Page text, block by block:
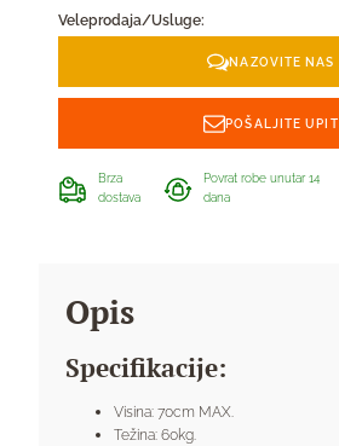
Veleprodaja/Usluge:
NAZOVITE NAS
POŠALJITE UPIT
Brza
dostava
Povrat robe unutar 14
dana
Opis
Specifikacije:
Visina: 70cm MAX.
Težina: 60kg.